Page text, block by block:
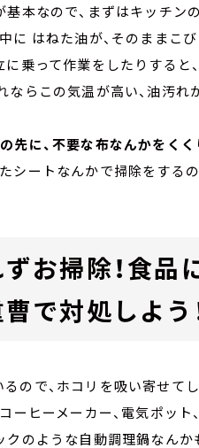
基本なので、まずはキッチン
に はねた油が、そのままこ
に乗って作業をしたりする
ならこの気温が高い、油汚
先に、不要な布なんかをく
シートなんかで掃除をする
お掃除！食品
で対処しよう
ので、ホコリを吸い寄せてし
ーヒーメーカー、電気ポッ
クのような自動調理鍋なん